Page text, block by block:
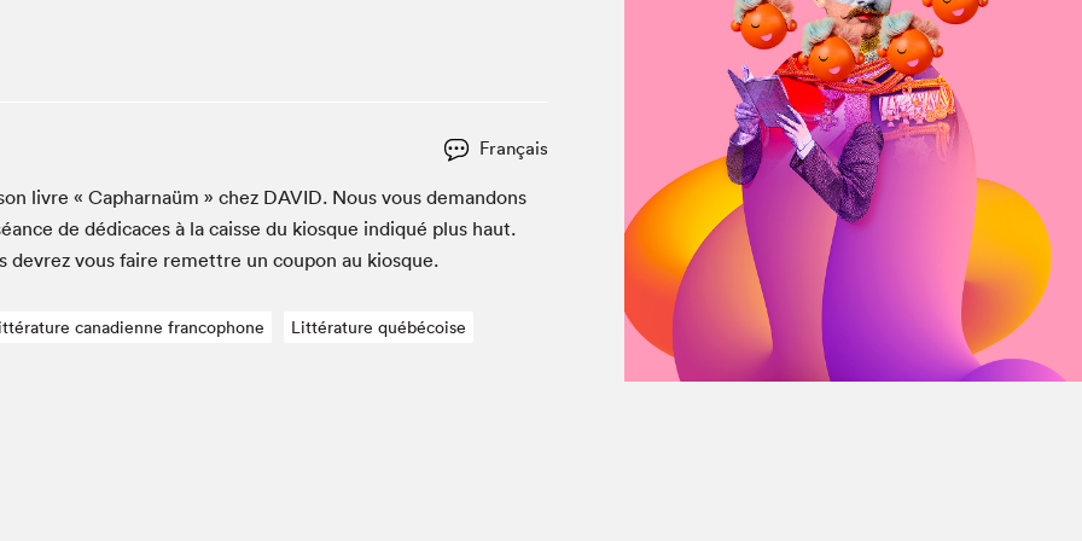
Le Salon dans ta classe
Liseur Public
Matinées scolaires Hydro-Québec
Vitrine du Festival littéraire international Metropolis
À propos du Salon
Liste des exposant·e·s
Liste des auteur·rice·s
Français
livre « Caphar­naüm » chez DAVID. Nous vous deman­dons
de dédi­caces à la caisse du kiosque indiqué plus haut.
devrez vous faire remet­tre un coupon au kiosque.
canadienne francophone Littérature québécoise